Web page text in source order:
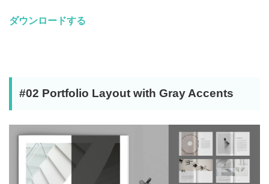
ダウンロードする
#02 Portfolio Layout with Gray Accents